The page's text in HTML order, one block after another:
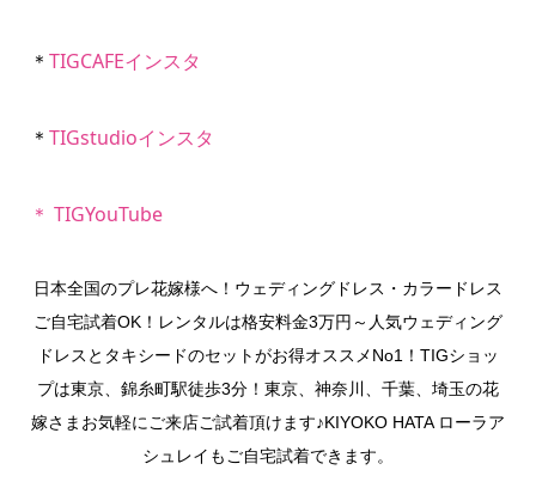
＊ TIGCAFEインスタ
＊ TIGstudioインスタ
＊ TIGYouTube
日本全国のプレ花嫁様へ！ウェディングドレス・カラードレス
ご自宅試着OK！レンタルは格安料金3万円～人気ウェディング
ドレスとタキシードのセットがお得オススメNo1！TIGショッ
プは東京、錦糸町駅徒歩3分！東京、神奈川、千葉、埼玉の花
嫁さまお気軽にご来店ご試着頂けます♪KIYOKO HATA ローラア
シュレイもご自宅試着できます。